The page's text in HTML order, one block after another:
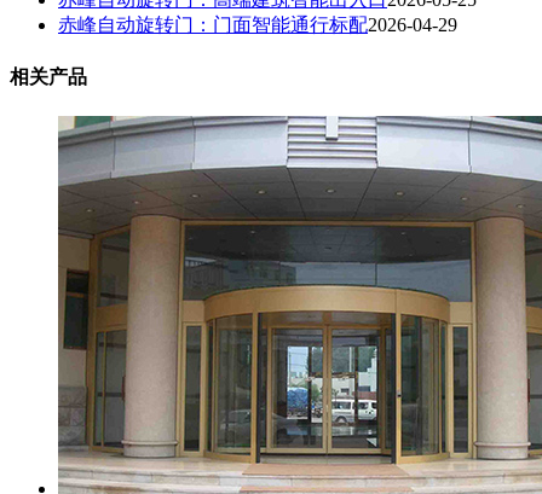
赤峰自动旋转门：门面智能通行标配2026-04-29
相关产品